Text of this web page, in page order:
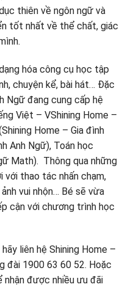
thiên về ngôn ngữ và
tốt nhất về thể chất, giác
hóa công cụ học tập
chuyện kể, bài hát… Đặc
Ngữ đang cung cấp hệ
Việt – VShining Home –
Home – Gia đình
Anh Ngữ), Toán học
Math). Thông qua những
thao tác nhấn chạm,
vui nhộn… Bé sẽ vừa
cận với chương trình học
liên hệ Shining Home –
đài 1900 63 60 52. Hoặc
được nhiều ưu đãi